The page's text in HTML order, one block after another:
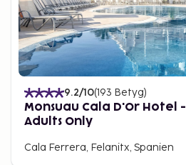
9.2/10(193 Betyg)
Monsuau Cala D'Or Hotel -
Adults Only
Cala Ferrera, Felanitx, Spanien